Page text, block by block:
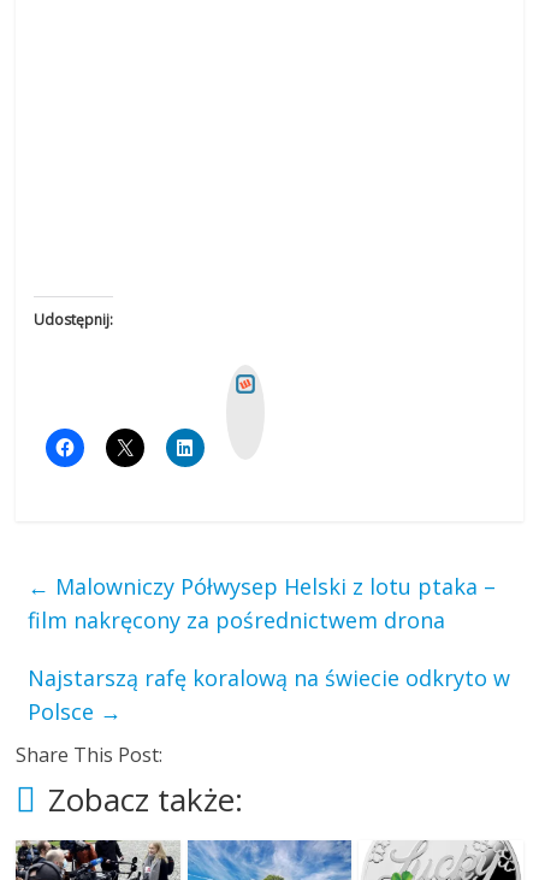
Udostępnij:
← Malowniczy Półwysep Helski z lotu ptaka –
film nakręcony za pośrednictwem drona
Najstarszą rafę koralową na świecie odkryto w
Polsce →
Share This Post:
Zobacz także: